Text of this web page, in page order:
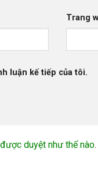
Trang
luận kế tiếp của tôi.
duyệt như thế nào.